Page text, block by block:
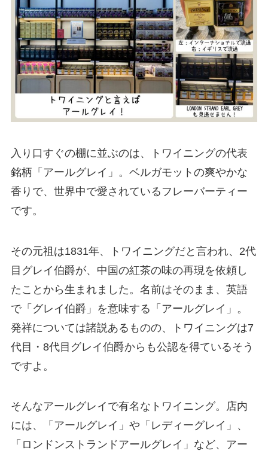
入り口すぐの棚に並ぶのは、トワイニングの代表
銘柄「アールグレイ」。ベルガモットの爽やかな
香りで、世界中で愛されているフレーバーティー
です。
その元祖は1831年、トワイニングだと言われ、2代
目グレイ伯爵が、中国の紅茶の味の再現を依頼し
たことから生まれました。名前はそのまま、英語
で「グレイ伯爵」を意味する「アールグレイ」。
発祥については諸説あるものの、トワイニングは7
代目・8代目グレイ伯爵からも公認を得ているそう
ですよ。
そんなアールグレイで有名なトワイニング。店内
には、「アールグレイ」や「レディーグレイ」、
「ロンドンストランドアールグレイ」など、アー